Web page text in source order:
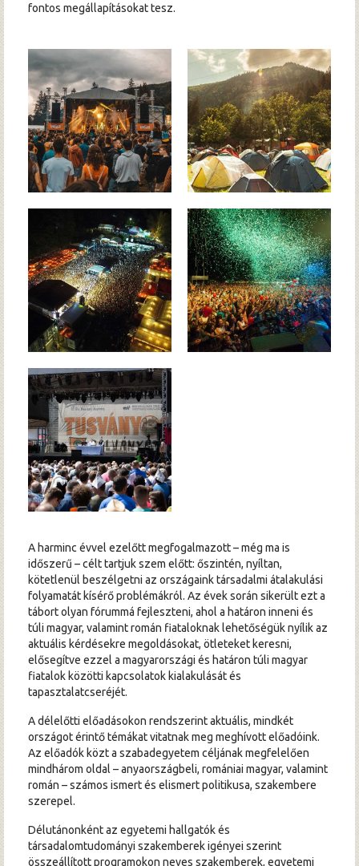
fontos megállapításokat tesz.
A harminc évvel ezelőtt megfogalmazott – még ma is
időszerű – célt tartjuk szem előtt: őszintén, nyíltan,
kötetlenül beszélgetni az országaink társadalmi átalakulási
folyamatát kísérő problémákról. Az évek során sikerült ezt a
tábort olyan fórummá fejleszteni, ahol a határon inneni és
túli magyar, valamint román fiataloknak lehetőségük nyílik az
aktuális kérdésekre megoldásokat, ötleteket keresni,
elősegítve ezzel a magyarországi és határon túli magyar
fiatalok közötti kapcsolatok kialakulását és
tapasztalatcseréjét.
A délelőtti előadásokon rendszerint aktuális, mindkét
országot érintő témákat vitatnak meg meghívott előadóink.
Az előadók közt a szabadegyetem céljának megfelelően
mindhárom oldal – anyaországbeli, romániai magyar, valamint
román – számos ismert és elismert politikusa, szakembere
szerepel.
Délutánonként az egyetemi hallgatók és
társadalomtudományi szakemberek igényei szerint
összeállított programokon neves szakemberek, egyetemi